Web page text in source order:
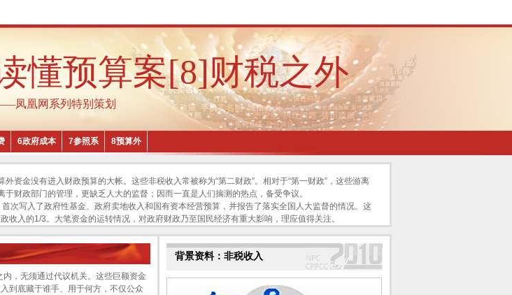
懂预算案[8]财税之外
凤凰网系列特别策划
6政府成本 7参照系 8预算外
资金没有进入财政预算的大帐。这些非税收入常被称为“第二财政”。相对于“第一财政”，这些游离
财政部门的管理，更缺乏人大的监督；因而一直是人们揣测的热点，备受争议。
写入了政府性基金、政府卖地收入和国有资本经营预算，并报告了落实全国人大监督的情况。这
收入的1/3。大笔资金的运转情况，对政府财政乃至国民经济有重大影响，理应值得关注。
，无须通过代议机关。这些巨额资金
到底藏于谁手、用于何方，不仅公众
背景资料：非税收入